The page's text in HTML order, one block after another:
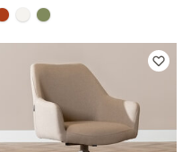
#ac3c17
#f5f3ef#808a5d